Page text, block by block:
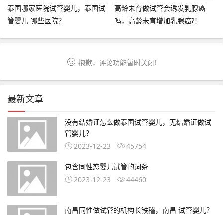
泰国哪家医院试管婴儿，泰国试
管婴儿 哪些医院？
高龄未育做试管会诱发乳腺癌
吗，高龄未育增加乳腺癌?！
抱歉，评论功能暂时关闭!
最新文章
没有结婚证怎么做泰国试管婴儿，无结婚证做试
管婴儿？
2023-12-23
45754
包含同性恋婴儿试管的词条
2023-12-23
44460
南昌同性做试管的机构长铁稽，南昌 试管婴儿？